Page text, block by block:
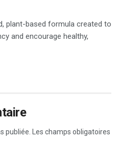
plant-based formula created to
and encourage healthy,
publiée.
Les champs obligatoires